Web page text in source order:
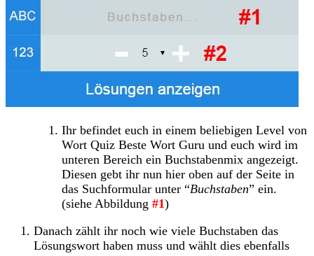
Ihr befindet euch in einem beliebigen Level von
Wort Quiz Beste Wort Guru und euch wird im
unteren Bereich ein Buchstabenmix angezeigt.
Diesen gebt ihr nun hier oben auf der Seite in
das Suchformular unter “Buchstaben” ein.
(siehe Abbildung #1)
Danach zählt ihr noch wie viele Buchstaben das
Lösungswort haben muss und wählt dies ebenfalls